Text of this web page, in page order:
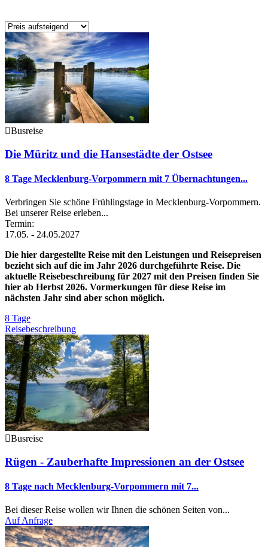
Busreise
Die Müritz und die Hansestädte der Ostsee
8 Tage Mecklenburg-Vorpommern mit 7 Übernachtungen...
Verbringen Sie schöne Frühlingstage in Mecklenburg-Vorpommern.
Bei unserer Reise erleben...
Termin:
17.05. - 24.05.2027
Die hier dargestellte Reise mit den Leistungen und Reisepreisen
bezieht sich auf die im Jahr 2026 durchgeführte Reise. Die
aktuelle Reisebeschreibung für 2027 mit den Preisen finden Sie
hier ab Herbst 2026. Vormerkungen für diese Reise im
nächsten Jahr sind aber schon möglich.
8 Tage
Reisebeschreibung
Busreise
Rügen - Zauberhafte Impressionen an der Ostsee
8 Tage nach Mecklenburg-Vorpommern mit 7...
Bei dieser Reise wollen wir Ihnen die schönen Seiten von...
Auf Anfrage